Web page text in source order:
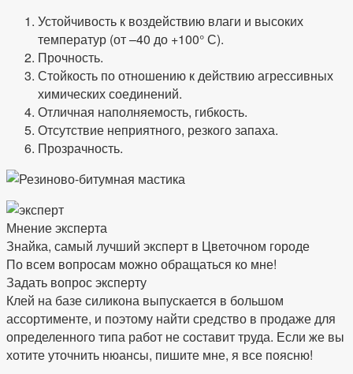
Устойчивость к воздействию влаги и высоких
температур (от –40 до +100° С).
Прочность.
Стойкость по отношению к действию агрессивных
химических соединений.
Отличная наполняемость, гибкость.
Отсутствие неприятного, резкого запаха.
Прозрачность.
Мнение эксперта
Знайка, самый лучший эксперт в Цветочном городе
По всем вопросам можно обращаться ко мне!
Задать вопрос эксперту
Клей на базе силикона выпускается в большом
ассортименте, и поэтому найти средство в продаже для
определенного типа работ не составит труда. Если же вы
хотите уточнить нюансы, пишите мне, я все поясню!